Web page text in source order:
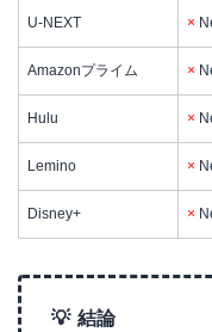
U-NEXT ×
Amazonプライム ×
Hulu ×
Lemino ×
Disney+ ×
💡 結論